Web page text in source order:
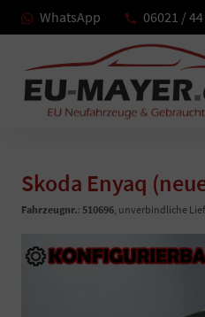
WhatsApp 06021 /
Skoda Enyaq
Fahrzeugnr.: 510696, unverbindliche